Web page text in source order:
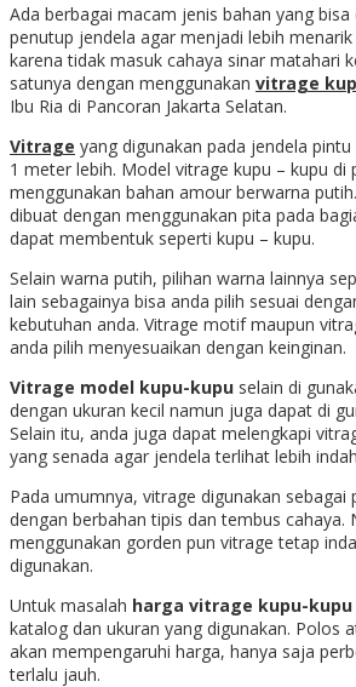
Ada berbagai macam jenis bahan yang bisa
penutup jendela agar menjadi lebih
karena tidak masuk cahaya sinar matahari
satunya dengan menggunakan vitrage
Ibu Ria di Pancoran Jakarta Selatan.
Vitrage yang digunakan pada jendela
1 meter lebih. Model vitrage kupu – kupu di
menggunakan bahan amour berwarna
dibuat dengan menggunakan pita pada
dapat membentuk seperti kupu – kupu.
Selain warna putih, pilihan warna lainnya
lain sebagainya bisa anda pilih sesuai
kebutuhan anda. Vitrage motif maupun
anda pilih menyesuaikan dengan keinginan.
Vitrage model kupu-kupu selain di
dengan ukuran kecil namun juga dapat di
Selain itu, anda juga dapat melengkapi
yang senada agar jendela terlihat lebih
Pada umumnya, vitrage digunakan sebagai
dengan berbahan tipis dan tembus cahaya.
menggunakan gorden pun vitrage tetap
digunakan.
Untuk masalah harga vitrage kupu-kupu
katalog dan ukuran yang digunakan. Polos
akan mempengaruhi harga, hanya saja
terlalu jauh.